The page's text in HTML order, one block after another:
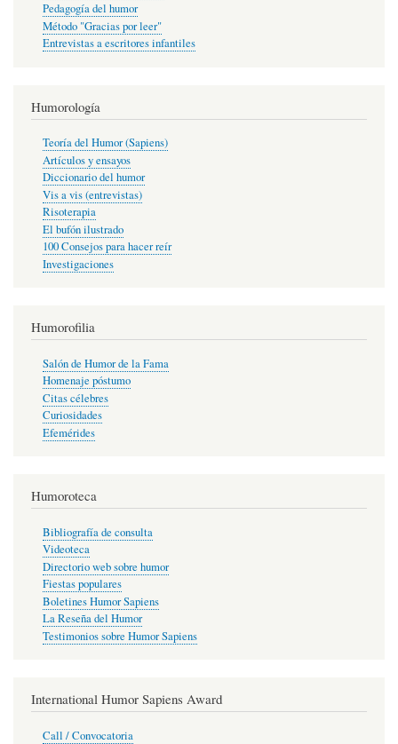
Pedagogía del humor
Método "Gracias por leer"
Entrevistas a escritores infantiles
Humorología
Teoría del Humor (Sapiens)
Artículos y ensayos
Diccionario del humor
Vis a vis (entrevistas)
Risoterapia
El bufón ilustrado
100 Consejos para hacer reír
Investigaciones
Humorofilia
Salón de Humor de la Fama
Homenaje póstumo
Citas célebres
Curiosidades
Efemérides
Humoroteca
Bibliografía de consulta
Videoteca
Directorio web sobre humor
Fiestas populares
Boletines Humor Sapiens
La Reseña del Humor
Testimonios sobre Humor Sapiens
International Humor Sapiens Award
Call / Convocatoria